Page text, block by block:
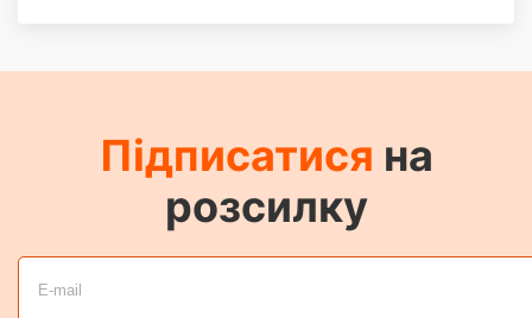
Підписатися на
розсилку